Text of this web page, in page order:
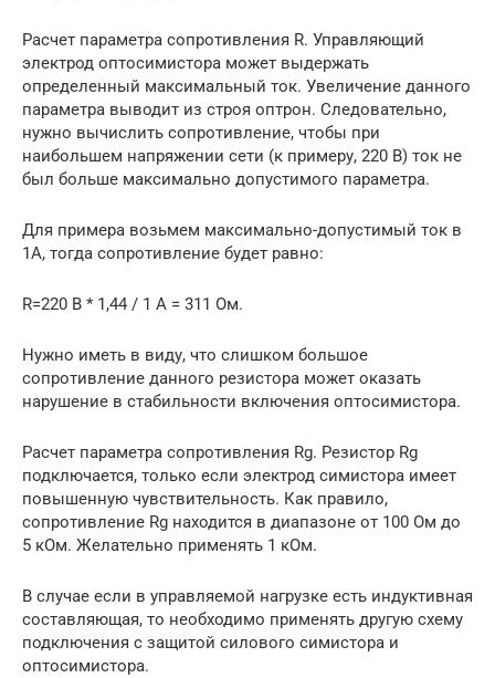
Расчет параметра сопротивления R. Управляющий
электрод оптосимистора может выдержать
определенный максимальный ток. Увеличение данного
параметра выводит из строя оптрон. Следовательно,
нужно вычислить сопротивление, чтобы при
наибольшем напряжении сети (к примеру, 220 В) ток не
был больше максимально допустимого параметра.
Для примера возьмем максимально-допустимый ток в
1А, тогда сопротивление будет равно:
R=220 В * 1,44 / 1 А = 311 Ом.
Нужно иметь в виду, что слишком большое
сопротивление данного резистора может оказать
нарушение в стабильности включения оптосимистора.
Расчет параметра сопротивления Rg. Резистор Rg
подключается, только если электрод симистора имеет
повышенную чувствительность. Как правило,
сопротивление Rg находится в диапазоне от 100 Ом до
5 кОм. Желательно применять 1 кОм.
В случае если в управляемой нагрузке есть индуктивная
составляющая, то необходимо применять другую схему
подключения с защитой силового симистора и
оптосимистора.